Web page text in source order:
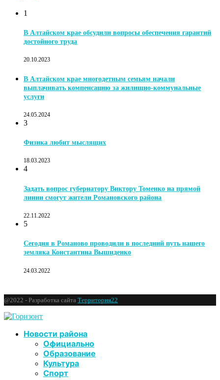
1
В Алтайском крае обсудили вопросы обеспечения гарантий
достойного труда
20.10.2023
В Алтайском крае многодетным семьям начали
выплачивать компенсацию за жилищно-коммунальные
услуги
24.05.2024
3
Физика любит мыслящих
18.03.2023
4
Задать вопрос губернатору Виктору Томенко на прямой
линии смогут жители Романовского района
22.11.2022
5
Сегодня в Романово проводили в последний путь нашего
земляка Константина Вышиденко
24.03.2022
@2022 - Разработка сайта Территория22
Новости района
Официально
Образование
Культура
Спорт